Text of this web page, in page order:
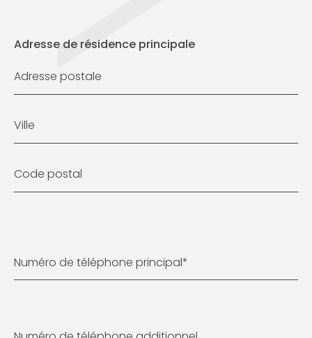
Adresse de résidence principale
Adresse postale
Ville
Code postal
Numéro de téléphone principal*